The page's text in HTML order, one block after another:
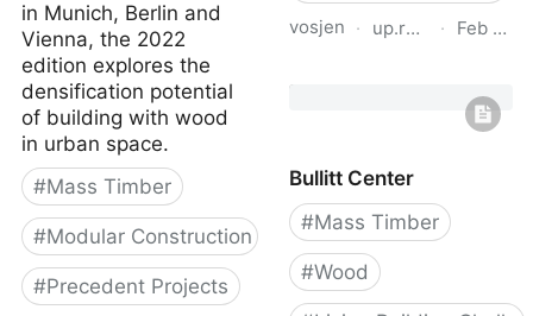
in Munich, Berlin and
Vienna, the 2022
edition explores the
densification potential
of building with wood
in urban space.
#Mass Timber
#Modular Construction
#Precedent Projects
vosjen · up.raindrop.io
· Feb 19,
Salvadori: Multi-Storey
Timber-Based Buildings:
of Case-Studies with
Five or More Storeys
Over the Last Twenty
Years
Bullitt Center
#Mass Timber
#Wood